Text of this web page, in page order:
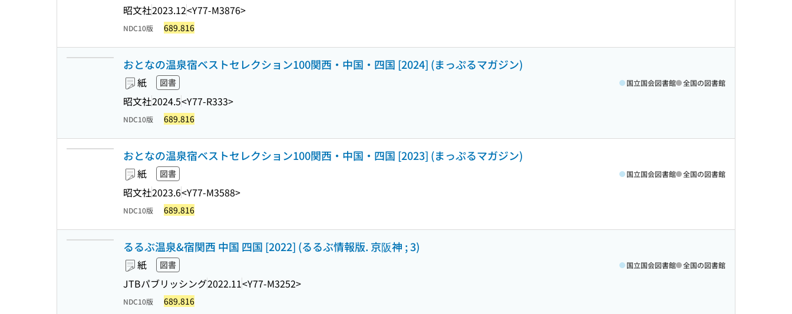
昭文社2023.12<Y77-M3876>
NDC10版 689.816
おとなの温泉宿ベストセレクション100関西・中国・四国 [2024] (まっぷるマガジン)
紙 図書
昭文社2024.5<Y77-R333>
国立国会図書館 全国の図書館
NDC10版 689.816
おとなの温泉宿ベストセレクション100関西・中国・四国 [2023] (まっぷるマガジン)
紙 図書
昭文社2023.6<Y77-M3588>
国立国会図書館 全国の図書館
NDC10版 689.816
るるぶ温泉&宿関西 中国 四国 [2022] (るるぶ情報版. 京阪神 ; 3)
紙 図書
JTBパブリッシング2022.11<Y77-M3252>
国立国会図書館 全国の図書館
NDC10版 689.816